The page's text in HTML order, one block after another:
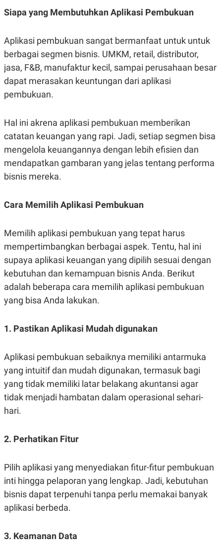
Siapa yang Membutuhkan Aplikasi Pembukuan
Aplikasi pembukuan sangat bermanfaat untuk untuk
berbagai segmen bisnis. UMKM, retail, distributor,
jasa, F&B, manufaktur kecil, sampai perusahaan besar
dapat merasakan keuntungan dari aplikasi
pembukuan.
Hal ini akrena aplikasi pembukuan memberikan
catatan keuangan yang rapi. Jadi, setiap segmen bisa
mengelola keuangannya dengan lebih efisien dan
mendapatkan gambaran yang jelas tentang performa
bisnis mereka.
Cara Memilih Aplikasi Pembukuan
Memilih aplikasi pembukuan yang tepat harus
mempertimbangkan berbagai aspek. Tentu, hal ini
supaya aplikasi keuangan yang dipilih sesuai dengan
kebutuhan dan kemampuan bisnis Anda. Berikut
adalah beberapa cara memilih aplikasi pembukuan
yang bisa Anda lakukan.
1. Pastikan Aplikasi Mudah digunakan
Aplikasi pembukuan sebaiknya memiliki antarmuka
yang intuitif dan mudah digunakan, termasuk bagi
yang tidak memiliki latar belakang akuntansi agar
tidak menjadi hambatan dalam operasional sehari-
hari.
2. Perhatikan Fitur
Pilih aplikasi yang menyediakan fitur-fitur pembukuan
inti hingga pelaporan yang lengkap. Jadi, kebutuhan
bisnis dapat terpenuhi tanpa perlu memakai banyak
aplikasi berbeda.
3. Keamanan Data